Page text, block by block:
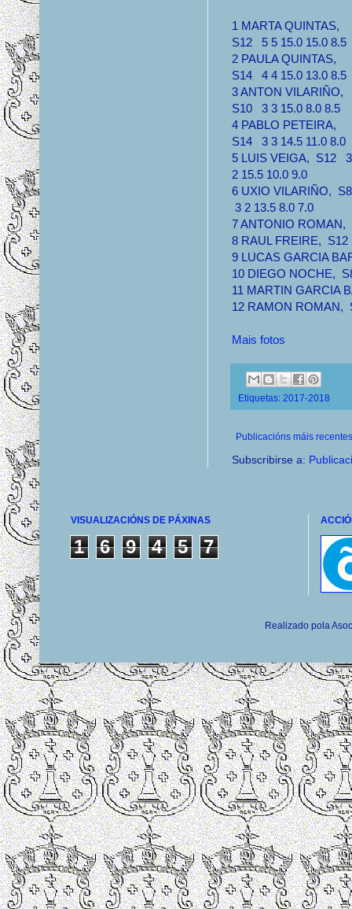
1 MARTA QUINTAS,
S12 5 5 15.0 15.0 8.5
2 PAULA QUINTAS,
S14 4 4 15.0 13.0 8.5
3 ANTON VILARIÑO,
S10 3 3 15.0 8.0 8.5
4 PABLO PETEIRA,
S14 3 3 14.5 11.0 8.0
5 LUIS VEIGA, S12 3
2 15.5 10.0 9.0
6 UXIO VILARIÑO,
3 2 13.5 8.0 7.0
7 ANTONIO
8 RAUL FREIRE,
9 LUCAS GARCIA
10 DIEGO NOCHE,
11 MARTIN GARCIA
12 RAMON ROMAN,
Mais fotos
Etiquetas: 2017-2018
Publicacións máis recentes
Subscribirse a:
VISUALIZACIÓNS DE PÁXINAS
1 6 9 4 5 7
Realizado pola